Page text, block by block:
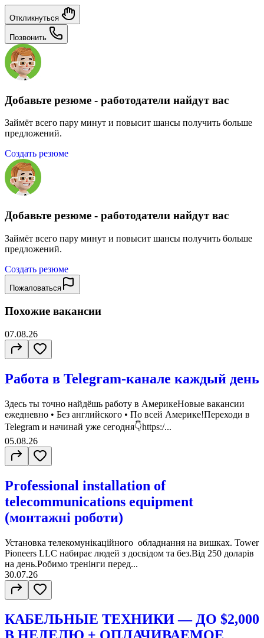
Откликнуться
Позвонить
Добавьте резюме - работодатели найдут вас
Займёт всего пару минут и повысит шансы получить больше
предложений.
Создать резюме
Добавьте резюме - работодатели найдут вас
Займёт всего пару минут и повысит шансы получить больше
предложений.
Создать резюме
Пожаловаться
Похожие вакансии
07.08.26
Работа в Telegram-канале каждый день
Здесь ты точно найдёшь работу в АмерикеНовые вакансии
ежедневно • Без английского • По всей Америке!Переходи в
Telegram и начинай уже сегодня👇https:/...
05.08.26
Professional installation of
telecommunications equipment
(монтажні роботи)
Установка телекомунікаційного обладнання на вишках. Tower
Pioneers LLC набирає людей з досвідом та без.Від 250 доларів
на день.Робимо тренінги перед...
30.07.26
КАБЕЛЬНЫЕ ТЕХНИКИ — ДО $2,000
В НЕДЕЛЮ + ОПЛАЧИВАЕМОЕ